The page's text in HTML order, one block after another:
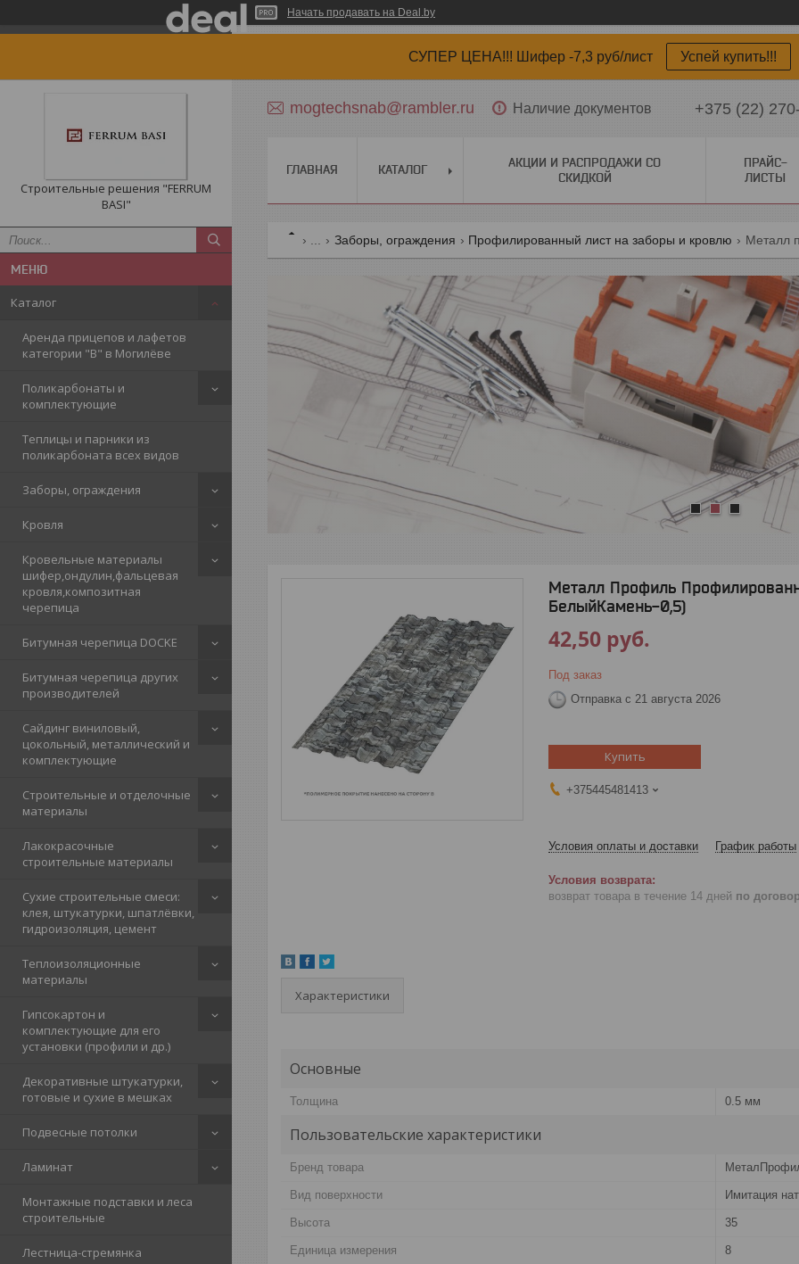
Начать продавать на Deal.by
СУПЕР ЦЕНА!!! Шифер -7,3 руб/лист Успей купить!!!
Строительные решения "FERRUM
BASI"
Каталог
Аренда прицепов и лафетов
категории "B" в Могилёве
Поликарбонаты и
комплектующие
Теплицы и парники из
поликарбоната всех видов
Заборы, ограждения
Кровля
Кровельные материалы
шифер,ондулин,фальцевая
кровля,композитная
черепица
Битумная черепица DOCKE
Битумная черепица других
производителей
Сайдинг виниловый,
цокольный, металлический и
комплектующие
Строительные и отделочные
материалы
Лакокрасочные
строительные материалы
Сухие строительные смеси:
клея, штукатурки, шпатлёвки,
гидроизоляция, цемент
Теплоизоляционные
материалы
Гипсокартон и
комплектующие для его
установки (профили и др.)
Декоративные штукатурки,
готовые и сухие в мешках
Подвесные потолки
Ламинат
Монтажные подставки и леса
строительные
Лестница-стремянка
mogtechsnab@rambler.ru Наличие документов +375 (22)
ГЛАВНАЯ КАТАЛОГ
АКЦИИ И РАСПРОДАЖИ СО
СКИДКОЙ
ПРАЙС-
ЛИСТЫ
Заборы, ограждения Профилированный лист на заборы и кровлю
Металл Профиль
БелыйКамень-0,5)
42,50 руб.
Под заказ
Отправка с 21 августа 2026
Купить
+375445481413
Условия оплаты и доставки График работы
возврат товара в течение 14 дней по
Характеристики
Основные
Толщина 0.5 мм
Пользовательские характеристики
Бренд товара
Вид поверхности Имитация
Высота 35
Единица измерения 8